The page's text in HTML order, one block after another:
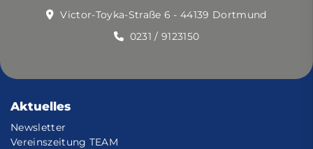
Victor-Toyka-Straße 6 - 44139 Dortmund
0231 / 9123150
Aktuelles
Newsletter
Vereinszeitung TEAM